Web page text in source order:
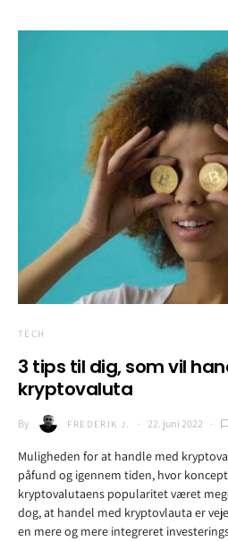
TECH
3 tips til dig, som vil
kryptovaluta
By FREDERIK J. 22. juni 2022
Muligheden for at handle med
påfund og igennem tiden, hvor
kryptovalutaens popularitet været
dog, at handel med kryptovlauta er
en mere og mere integreret